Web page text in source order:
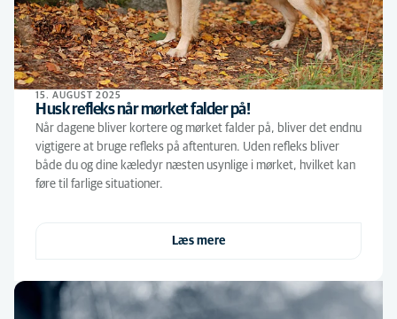
15. AUGUST 2025
Husk refleks når mørket falder på!
Når dagene bliver kortere og mørket falder på, bliver det endnu
vigtigere at bruge refleks på aftenturen. Uden refleks bliver
både du og dine kæledyr næsten usynlige i mørket, hvilket kan
føre til farlige situationer.
Læs mere